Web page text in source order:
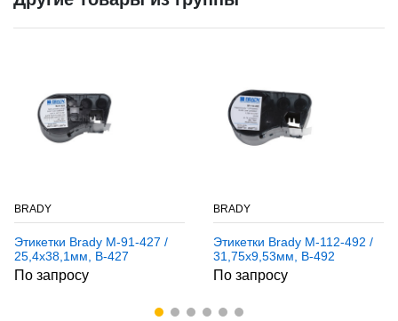
BRADY
Этикетки Brady M-91-427 /
25,4x38,1мм, B-427
По запросу
BRADY
Этикетки Brady M-112-492 /
31,75x9,53мм, B-492
По запросу